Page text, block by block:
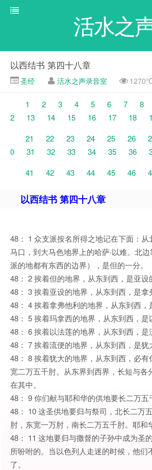
活水之
以西结书 第四十八章
圣经 活水之声录音室
1 2 3 4 5 6 7 8
2
13 14 15 16 17 18
21
22 23 24 25 26
0
31 32 33 34 35 36
41
42 43 44 45 46
以西结书 第四十八章
48： 1 众支派按名所得之地记在下面：
马口，到大马色地界上的哈萨·以难。北
派的地都有东西的边界），是但的一分。
48： 2 挨着但的地界，从东到西，是亚设
48： 3 挨着亚设的地界，从东到西，是拿
48： 4 挨着拿弗他利的地界，从东到西，
48： 5 挨着玛拿西的地界，从东到西，是
48： 6 挨着以法莲的地界，从东到西，是
48： 7 挨着流便的地界，从东到西，是犹
48： 8 挨着犹大的地界，从东到西，必有
宽二万五千肘。从东界到西界，长短与各
在其中。
48： 9 你们献与耶和华的供地要长二万五
48： 10 这圣供地要归与祭司，北长二万
肘，东宽一万肘，南长二万五千肘。耶和
48： 11 这地要归与撒督的子孙中成为圣
所吩咐的。当以色列人走迷的时候，他们
了。